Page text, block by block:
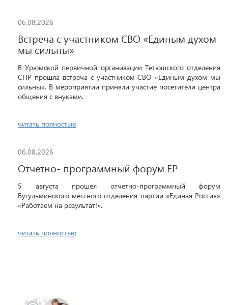
06.08.2026
Встреча с участником СВО «Единым духом
мы сильны»
В Урюмской первичной организации Тетюшского отделения
СПР прошла встреча с участником СВО «Единым духом мы
сильны». В мероприятии приняли участие посетители центра
общения с внуками.
читать полностью
06.08.2026
Отчетно- программный форум ЕР
5 августа прошел отчетно-программный форум
Бугульминского местного отделения партии «Единая Россия»
«Работаем на результат!».
читать полностью